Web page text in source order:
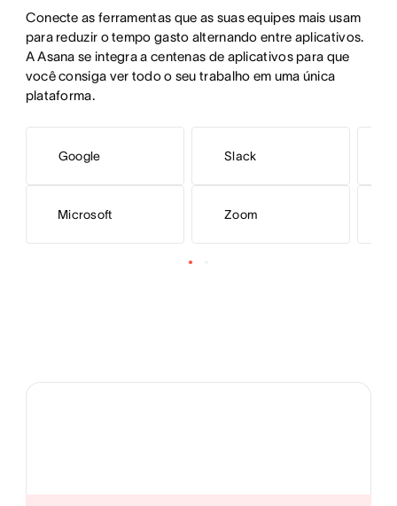
Conecte as ferramentas que as suas equipes mais usam
para reduzir o tempo gasto alternando entre aplicativos.
A Asana se integra a centenas de aplicativos para que
você consiga ver todo o seu trabalho em uma única
plataforma.
Google
Microsoft
Slack
Zoom